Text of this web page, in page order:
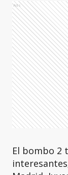
Ads
El bombo 2